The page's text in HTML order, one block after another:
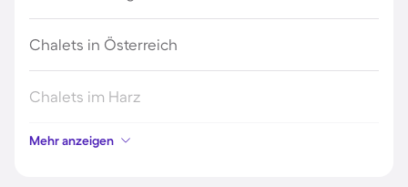
Chalets in Österreich
Chalets im Harz
Chalets im Schwarzwald
Mehr anzeigen